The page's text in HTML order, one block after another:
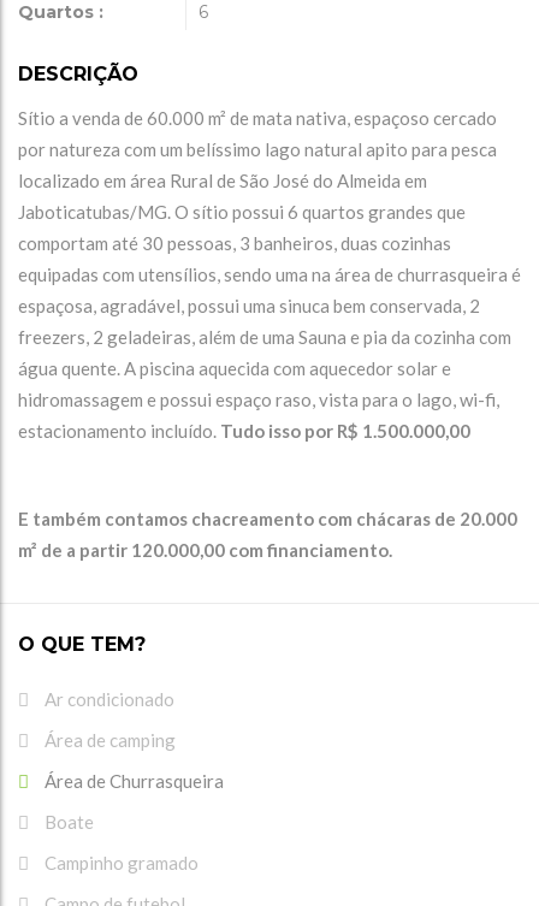
Quartos : 6
DESCRIÇÃO
Sítio a venda de 60.000 m² de mata nativa, espaçoso cercado
por natureza com um belíssimo lago natural apito para pesca
localizado em área Rural de São José do Almeida em
Jaboticatubas/MG. O sítio possui 6 quartos grandes que
comportam até 30 pessoas, 3 banheiros, duas cozinhas
equipadas com utensílios, sendo uma na área de churrasqueira é
espaçosa, agradável, possui uma sinuca bem conservada, 2
freezers, 2 geladeiras, além de uma Sauna e pia da cozinha com
água quente. A piscina aquecida com aquecedor solar e
hidromassagem e possui espaço raso, vista para o lago, wi-fi,
estacionamento incluído. Tudo isso por R$ 1.500.000,00
E também contamos chacreamento com chácaras de 20.000
m² de a partir 120.000,00 com financiamento.
O QUE TEM?
Ar condicionado
Área de camping
Área de Churrasqueira
Boate
Campinho gramado